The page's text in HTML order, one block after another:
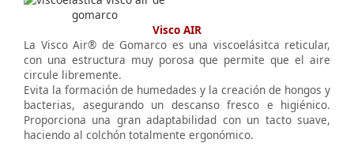
Visco AIR
La Visco Air® de Gomarco es una viscoelásitca reticular,
con una estructura muy porosa que permite que el aire
circule libremente.
Evita la formación de humedades y la creación de hongos y
bacterias, asegurando un descanso fresco e higiénico.
Proporciona una gran adaptabilidad con un tacto suave,
haciendo al colchón totalmente ergonómico.